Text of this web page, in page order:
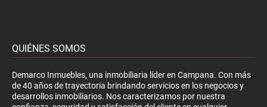
QUIÉNES SOMOS
Demarco Inmuebles, una inmobiliaria líder en Campana. Con más
de 40 años de trayectoria brindando servicios en los negocios y
desarrollos inmobiliarios. Nos caracterizamos por nuestra